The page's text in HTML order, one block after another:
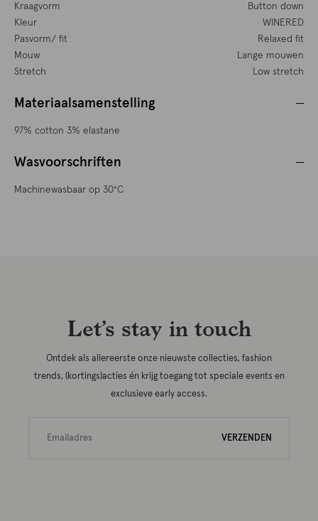
Kraagvorm
Button down
Kleur
WINERED
Pasvorm/ fit
Relaxed fit
Mouw
Lange mouwen
Stretch
Low stretch
Materiaalsamenstelling
97% cotton 3% elastane
Wasvoorschriften
Machinewasbaar op 30°C
Let’s stay in touch
Ontdek als allereerste onze nieuwste collecties, fashion
trends, (kortings)acties én krijg toegang tot speciale events en
exclusieve early access.
VERZENDEN